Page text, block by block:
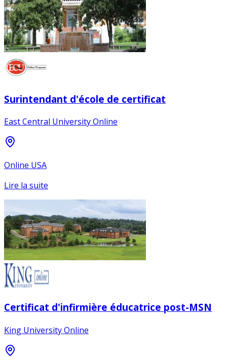
Surintendant d'école de certificat
East Central University Online
Online USA
Lire la suite
Certificat d'infirmière éducatrice post-MSN
King University Online